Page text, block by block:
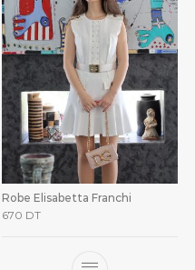
Robe Elisabetta Franchi
670 DT